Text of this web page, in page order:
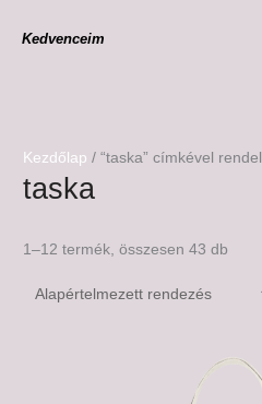
Kedvenceim
Kezdőlap / “taska” címkével
taska
1–12 termék, összesen 43 db